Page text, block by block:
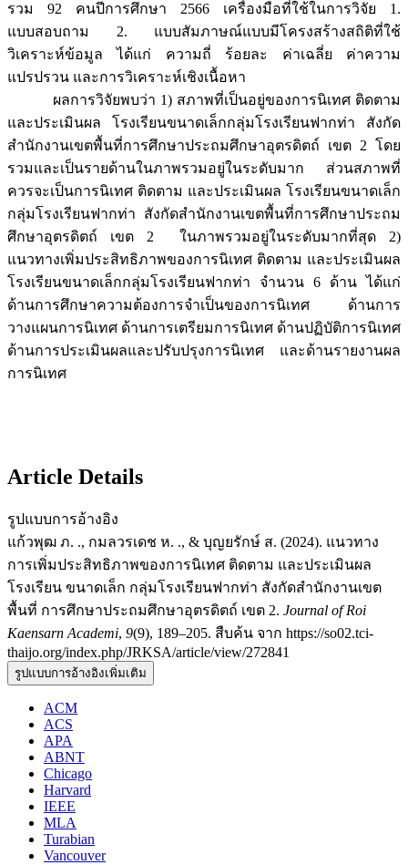
รวม 92 คนปีการศึกษา 2566 เครื่องมือที่ใช้ในการวิจัย 1.
แบบสอบถาม 2. แบบสัมภาษณ์แบบมีโครงสร้างสถิติที่ใช้
วิเคราะห์ข้อมูล ได้แก่ ความถี่ ร้อยละ ค่าเฉลี่ย ค่าความ
แปรปรวน และการวิเคราะห์เชิงเนื้อหา
ผลการวิจัยพบว่า 1) สภาพที่เป็นอยู่ของการนิเทศ ติดตาม
และประเมินผล โรงเรียนขนาดเล็กกลุ่มโรงเรียนฟากท่า สังกัด
สำนักงานเขตพื้นที่การศึกษาประถมศึกษาอุตรดิตถ์ เขต 2 โดย
รวมและเป็นรายด้านในภาพรวมอยู่ในระดับมาก ส่วนสภาพที่
ควรจะเป็นการนิเทศ ติดตาม และประเมินผล โรงเรียนขนาดเล็ก
กลุ่มโรงเรียนฟากท่า สังกัดสำนักงานเขตพื้นที่การศึกษาประถม
ศึกษาอุตรดิตถ์ เขต 2 ในภาพรวมอยู่ในระดับมากที่สุด 2)
แนวทางเพิ่มประสิทธิภาพของการนิเทศ ติดตาม และประเมินผล
โรงเรียนขนาดเล็กกลุ่มโรงเรียนฟากท่า จำนวน 6 ด้าน ได้แก่
ด้านการศึกษาความต้องการจำเป็นของการนิเทศ ด้านการ
วางแผนการนิเทศ ด้านการเตรียมการนิเทศ ด้านปฏิบัติการนิเทศ
ด้านการประเมินผลและปรับปรุงการนิเทศ และด้านรายงานผล
การนิเทศ
Article Details
รูปแบบการอ้างอิง
แก้วพุฒ ภ. ., กมลวรเดช ห. ., & บุญยรักษ์ ส. (2024). แนวทาง
การเพิ่มประสิทธิภาพของการนิเทศ ติดตาม และประเมินผล
โรงเรียน ขนาดเล็ก กลุ่มโรงเรียนฟากท่า สังกัดสำนักงานเขต
พื้นที่ การศึกษาประถมศึกษาอุตรดิตถ์ เขต 2. Journal of Roi
Kaensarn Academi, 9(9), 189–205. สืบค้น จาก https://so02.tci-
thaijo.org/index.php/JRKSA/article/view/272841
รูปแบบการอ้างอิงเพิ่มเติม
ACM
ACS
APA
ABNT
Chicago
Harvard
IEEE
MLA
Turabian
Vancouver